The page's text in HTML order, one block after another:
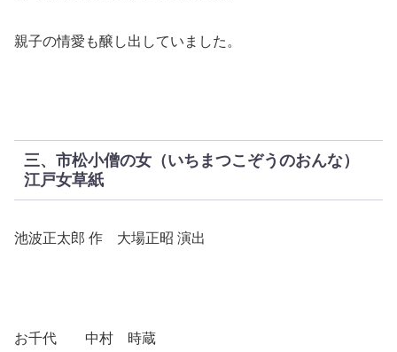
親子の情愛も醸し出していました。
三、市松小僧の女（いちまつこぞうのおんな）
江戸女草紙
池波正太郎 作 大場正昭 演出
お千代 中村 時蔵